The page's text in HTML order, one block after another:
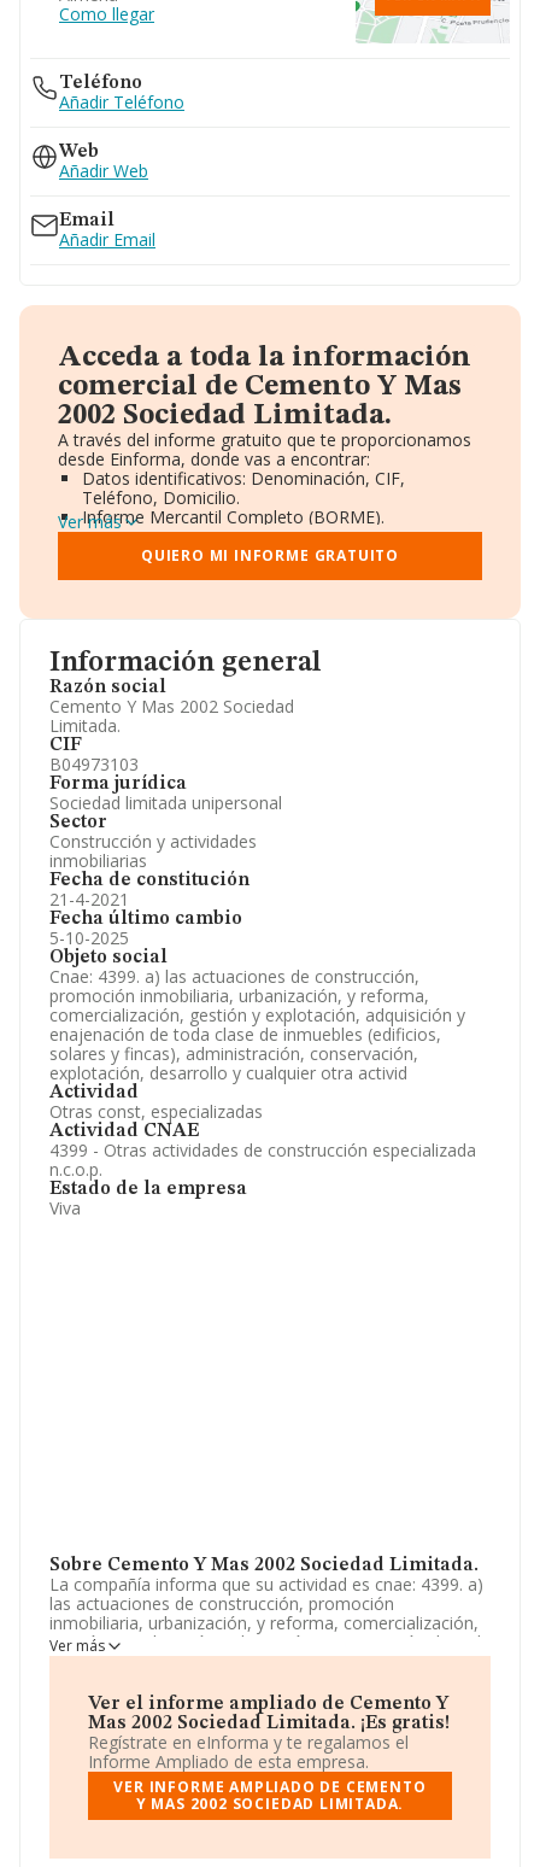
Información general
Razón social
Cemento Y Mas 2002 Sociedad
Limitada.
CIF
B04973103
Forma jurídica
Sociedad limitada unipersonal
Sector
Construcción y actividades
inmobiliarias
Fecha de constitución
21-4-2021
Fecha último cambio
5-10-2025
Objeto social
Cnae: 4399. a) las actuaciones de construcción,
promoción inmobiliaria, urbanización, y reforma,
comercialización, gestión y explotación, adquisición y
enajenación de toda clase de inmuebles (edificios,
solares y fincas), administración, conservación,
explotación, desarrollo y cualquier otra activid
Actividad
Otras const, especializadas
Actividad CNAE
4399 - Otras actividades de construcción especializada
n.c.o.p.
Estado de la empresa
Viva
Sobre Cemento Y Mas 2002 Sociedad Limitada.
La compañía informa que su actividad es cnae: 4399. a)
las actuaciones de construcción, promoción
inmobiliaria, urbanización, y reforma, comercialización,
gestión y explotación, adquisición y enajenación de toda
clase de inmuebles (edificios, solares y fincas),
cualquier otra activid. La empresa aparece inscrita en el
Registro Mercantil como Sociedad Limitada. Tiene
CNAE: 4399 - 'Otras actividades de construcción
especializada n.c.o.p.'. No realiza actividad de
importación y/o exportación.
El número de empleados se ha incrementado un 33% y
INFORMA, ha dispuesto de un número de empleados
Ver más
Ver el informe ampliado de Cemento Y
Mas 2002 Sociedad Limitada. ¡Es gratis!
Regístrate en eInforma y te regalamos el
Informe Ampliado de esta empresa.
VER INFORME AMPLIADO DE CEMENTO
Y MAS 2002 SOCIEDAD LIMITADA.
Como llegar
Teléfono
Añadir Teléfono
Web
Añadir Web
Email
Añadir Email
Acceda a toda la información
comercial de Cemento Y Mas
2002 Sociedad Limitada.
A través del informe gratuito que te proporcionamos
desde Einforma, donde vas a encontrar:
Datos identificativos: Denominación, CIF,
Teléfono, Domicilio.
Informe Mercantil Completo (BORME).
Gráficos de Evolución Ventas y Empleados.
Consejo de Administración y Administradores.
Directivos y Ejecutivos.
Información oficial y registral complementaria.
Ver más
QUIERO MI INFORME GRATUITO